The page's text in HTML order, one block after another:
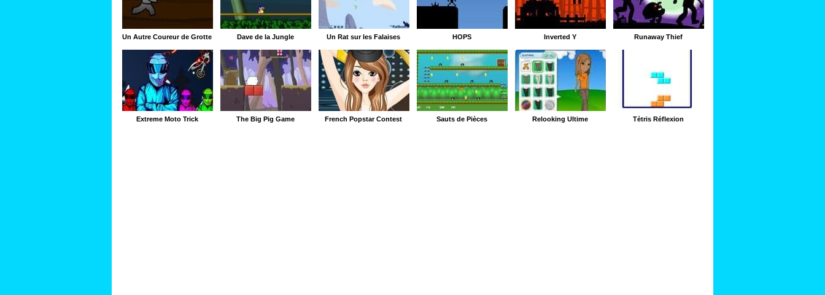
Un Autre Coureur de Grotte Dave de la Jungle Un Rat sur les Falaises HOPS Inverted Y Runaway Thief
Extreme Moto Trick The Big Pig Game French Popstar Contest Sauts de Pièces Relooking Ultime Tétris Réflexion